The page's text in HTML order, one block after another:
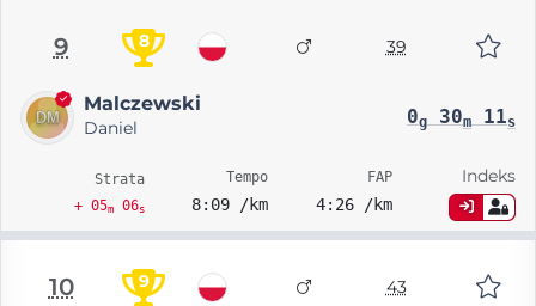
9 8 39
Malczewski
Daniel 0g30m11s
Strata
+ 05m06s
Tempo
8:09 /km
FAP
4:26 /km
Indeks
10 9 43